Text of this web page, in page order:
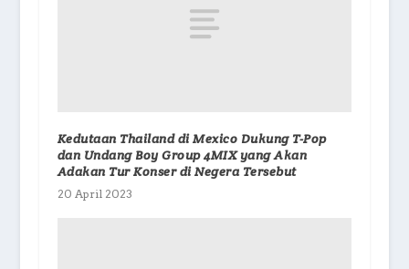
Kedutaan Thailand di Mexico Dukung T-Pop
dan Undang Boy Group 4MIX yang Akan
Adakan Tur Konser di Negera Tersebut
20 April 2023